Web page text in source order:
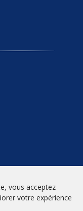
vous acceptez
votre expérience